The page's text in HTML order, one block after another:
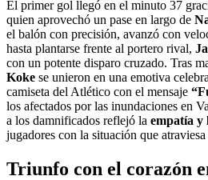
El primer gol llegó en el minuto 37
quien aprovechó un pase en largo de
el balón con precisión, avanzó con
hasta plantarse frente al portero rival,
con un potente disparo cruzado. Tras
Koke se unieron en una emotiva
camiseta del Atlético con el mensaje
los afectados por las inundaciones en
a los damnificados reflejó la empatía y
jugadores con la situación que
Triunfo con el corazón